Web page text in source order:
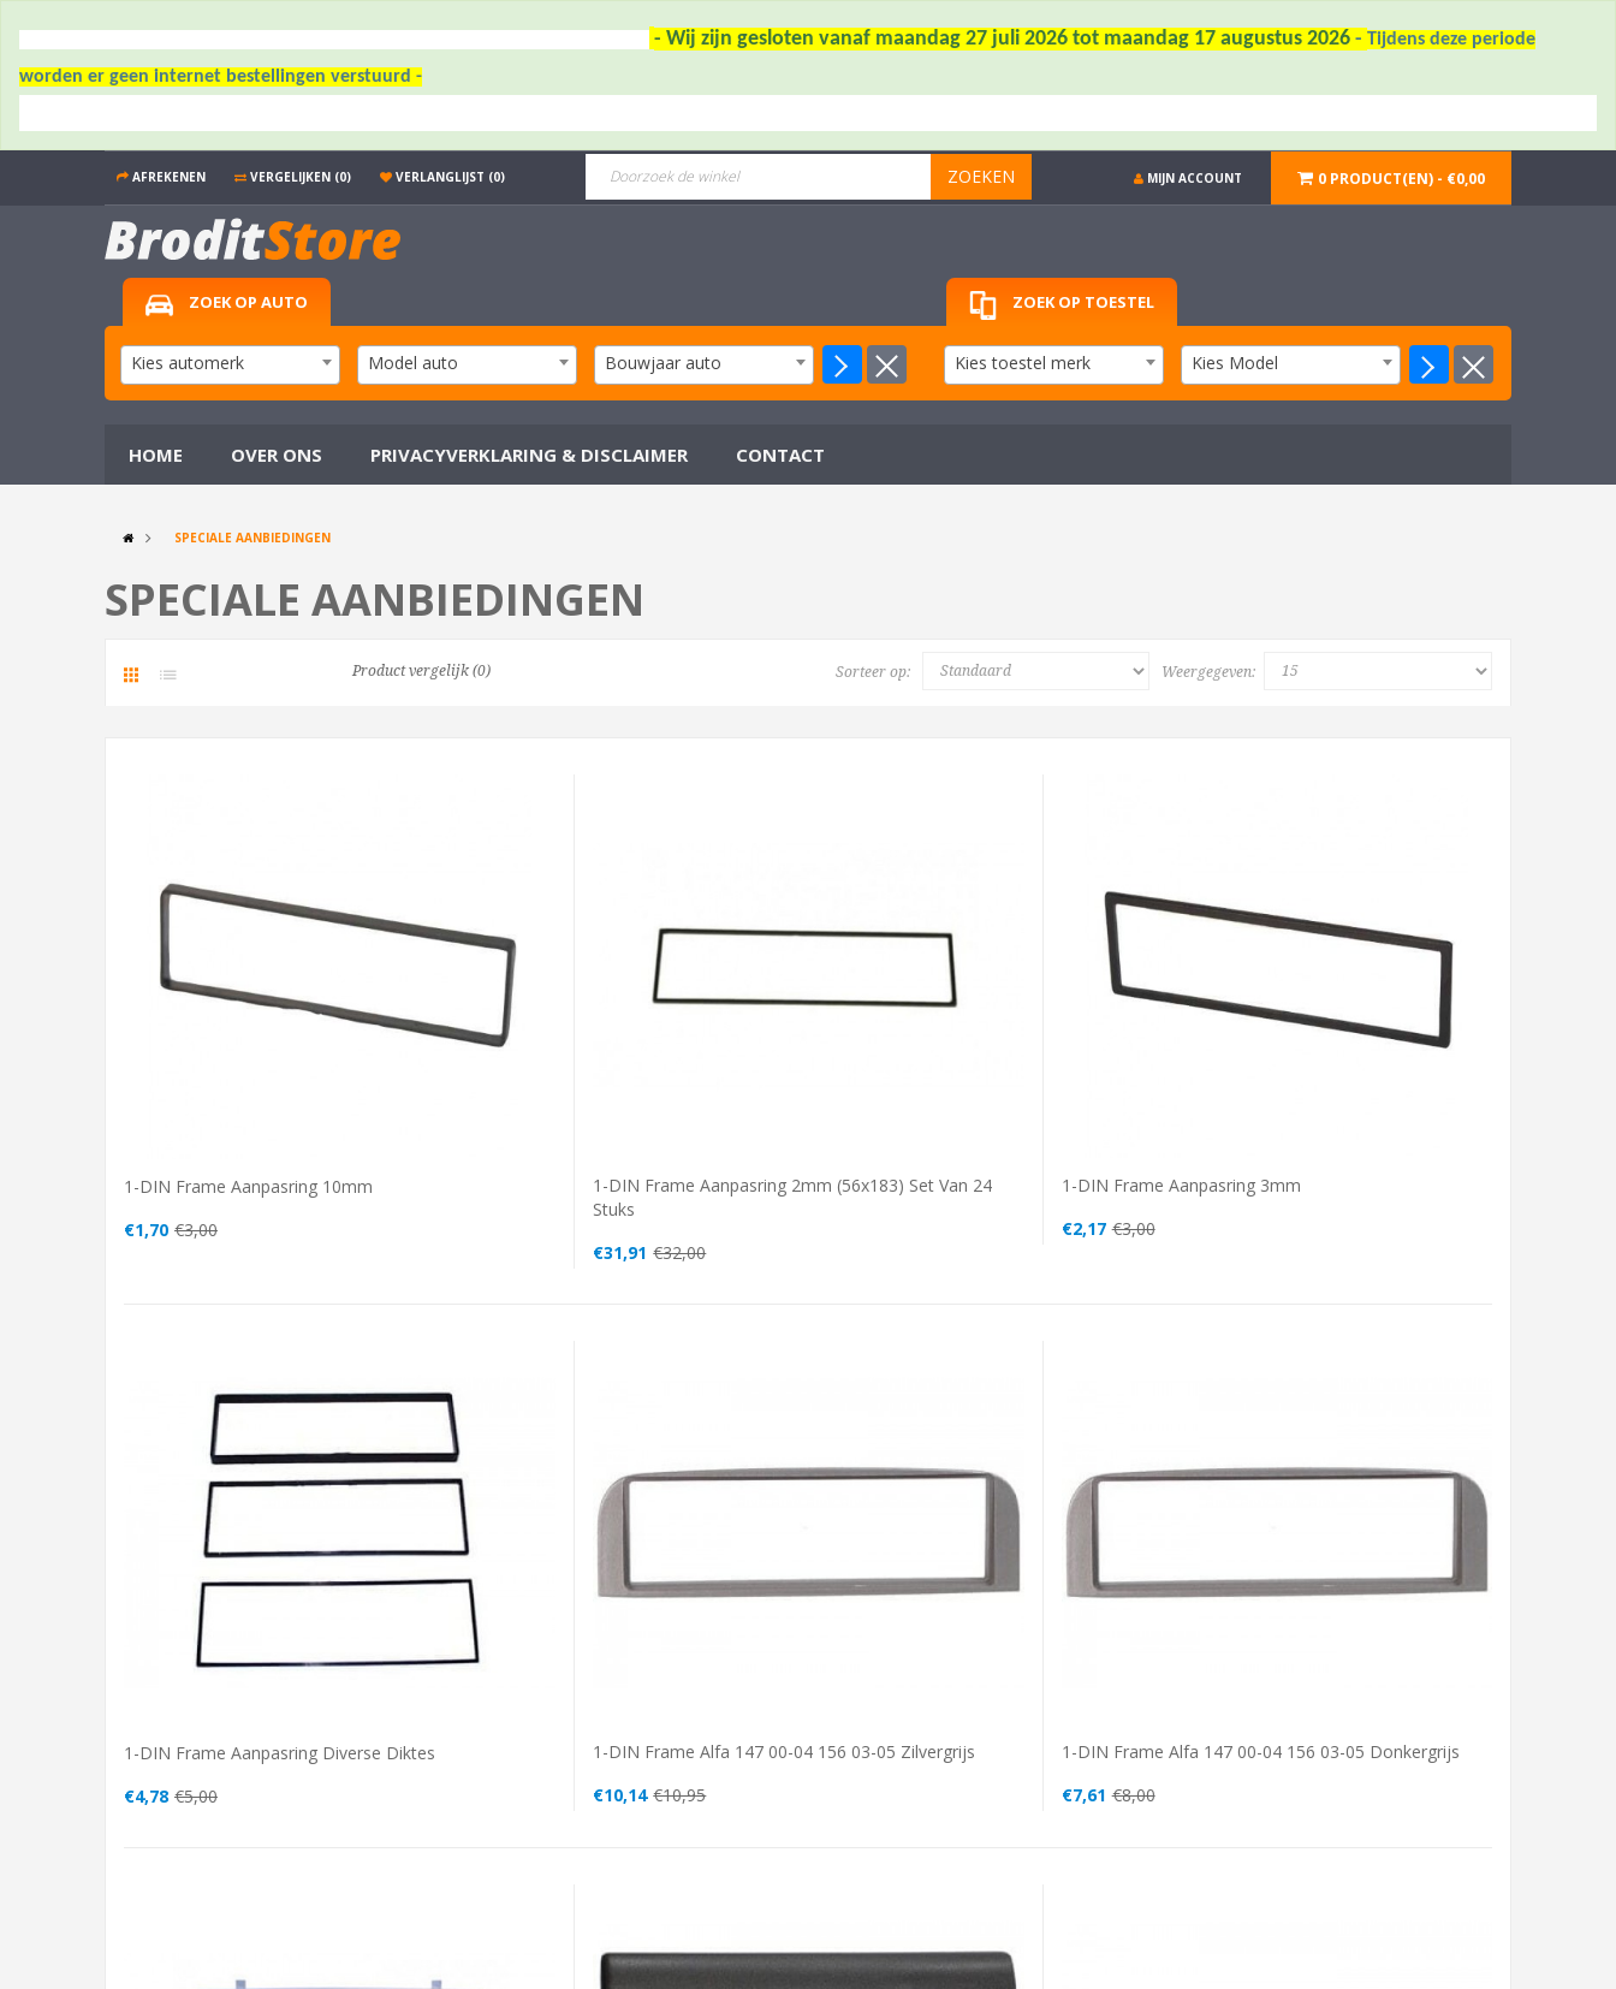
- Wij zijn gesloten vanaf maandag 27 juli 2026 tot maandag 17 augustus 2026 - Tijdens deze periode
worden er geen internet bestellingen verstuurd -
AFREKENEN VERGELIJKEN (0) VERLANGLIJST (0) ZOEKEN MIJN ACCOUNT 0 PRODUCT(EN) - €0,00
ZOEK OP AUTO
Kies automerk Model auto Bouwjaar auto
ZOEK OP TOESTEL
Kies toestel merk Kies Model
HOME OVER ONS PRIVACYVERKLARING & DISCLAIMER CONTACT
SPECIALE AANBIEDINGEN
SPECIALE AANBIEDINGEN
Product vergelijk (0) Sorteer op: Weergegeven:
1-DIN Frame Aanpasring 10mm
€1,70 €3,00
1-DIN Frame Aanpasring 2mm (56x183) Set Van 24
Stuks
€31,91 €32,00
1-DIN Frame Aanpasring 3mm
€2,17 €3,00
1-DIN Frame Aanpasring Diverse Diktes
€4,78 €5,00
1-DIN Frame Alfa 147 00-04 156 03-05 Zilvergrijs
€10,14 €10,95
1-DIN Frame Alfa 147 00-04 156 03-05 Donkergrijs
€7,61 €8,00